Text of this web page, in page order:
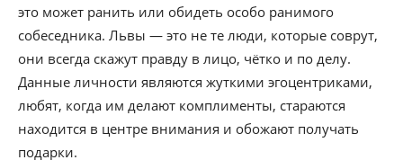
это может ранить или обидеть особо ранимого
собеседника. Львы — это не те люди, которые соврут,
они всегда скажут правду в лицо, чётко и по делу.
Данные личности являются жуткими эгоцентриками,
любят, когда им делают комплименты, стараются
находится в центре внимания и обожают получать
подарки.